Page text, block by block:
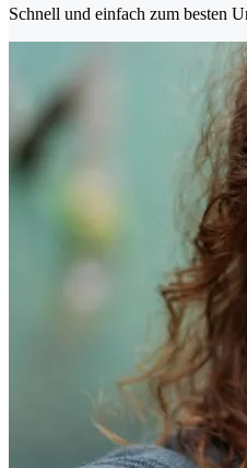
Schnell und einfach zum besten